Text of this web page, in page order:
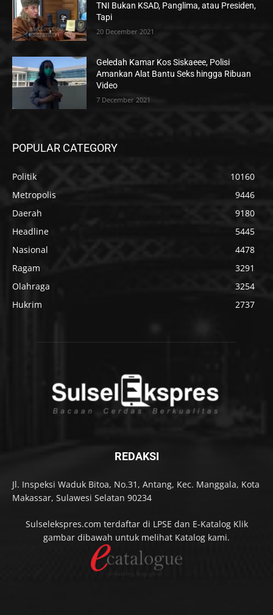
TNI Bukan KSAD, Panglima, atau Presiden,
Tapi
20 December 2021
Geledah Kamar Kos Siskaeee, Polisi
Amankan Alat Bantu Seks hingga Ribuan
Video
7 December 2021
POPULAR CATEGORY
Politik
10160
Metropolis
9446
Daerah
9180
Headline
5445
Nasional
4478
Ragam
3291
Olahraga
3254
Hukrim
2737
REDAKSI
Jl. Inspeksi Waduk Bitoa, No.31, Antang, Kec. Manggala, Kota
Makassar, Sulawesi Selatan 90234
Sulselekspres.com terdaftar di LPSE dan E-Katalog Klik
gambar dibawah untuk melihat Katalog kami.